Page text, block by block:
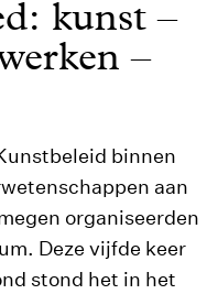
kunst –
–
binnen
aan
organiseerden
Deze vijfde keer
stond het in het